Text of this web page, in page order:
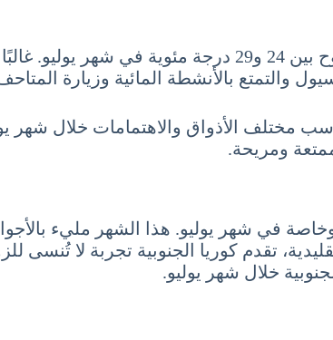
إنشيون، المدينة الساحلية القريبة من سيول، تتمتع بدرجات
والتمتع بالأنشطة المائية وزيارة المتاحف
مختلف الأذواق والاهتمامات خلال شهر
ومريحة.
في شهر يوليو. هذا الشهر مليء بالأجواء
تقدم كوريا الجنوبية تجربة لا تُنسى
خلال شهر يوليو.